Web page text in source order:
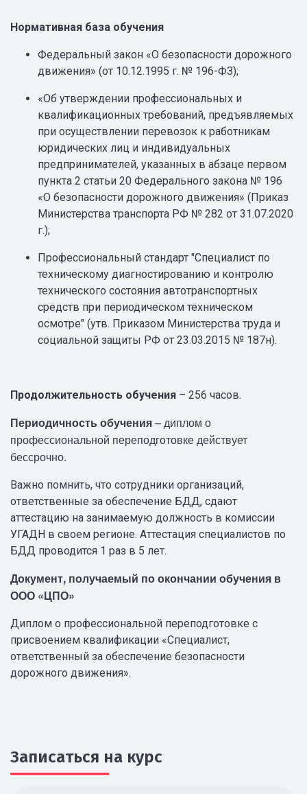
Нормативная база обучения
Федеральный закон «О безопасности дорожного
движения» (от 10.12.1995 г. № 196-ФЗ);
«Об утверждении профессиональных и
квалификационных требований, предъявляемых
при осуществлении перевозок к работникам
юридических лиц и индивидуальных
предпринимателей, указанных в абзаце первом
пункта 2 статьи 20 Федерального закона № 196
«О безопасности дорожного движения» (Приказ
Министерства транспорта РФ № 282 от 31.07.2020
г.);
Профессиональный стандарт "Специалист по
техническому диагностированию и контролю
технического состояния автотранспортных
средств при периодическом техническом
осмотре" (утв. Приказом Министерства труда и
социальной защиты РФ от 23.03.2015 № 187н).
Продолжительность обучения – 256 часов.
Периодичность обучения– диплом о
профессиональной переподготовке действует
бессрочно.
Важно помнить, что сотрудники организаций,
ответственные за обеспечение БДД, сдают
аттестацию на занимаемую должность в комиссии
УГАДН в своем регионе. Аттестация специалистов по
БДД проводится 1 раз в 5 лет.
Документ, получаемый по окончании обучения в
ООО «ЦПО»
Диплом о профессиональной переподготовке с
присвоением квалификации «Специалист,
ответственный за обеспечение безопасности
дорожного движения».
Записаться на курс